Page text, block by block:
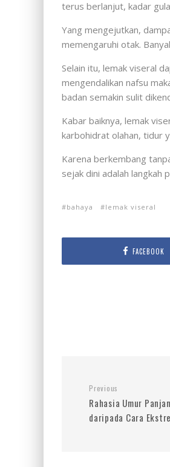
terus berlanjut, kadar
Yang mengejutkan,
memengaruhi otak.
Selain itu, lemak viseral
mengendalikan nafsu
badan semakin sulit
Kabar baiknya, lemak
karbohidrat olahan, tidur
Karena berkembang
sejak dini adalah
bahaya lemak viseral
FACEBOOK
Previous
Rahasia Umur
daripada Cara